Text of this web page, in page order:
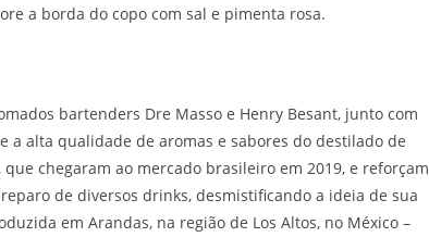
a borda do copo com sal e pimenta rosa.
bartenders Dre Masso e Henry Besant, junto com
a alta qualidade de aromas e sabores do destilado de
que chegaram ao mercado brasileiro em 2019, e reforçam
de diversos drinks, desmistificando a ideia de sua
em Arandas, na região de Los Altos, no México –